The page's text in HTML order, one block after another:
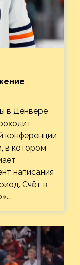
в Денвере
конференции
в котором
написания
Счёт в